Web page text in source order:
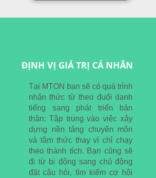
ĐỊNH VỊ GIÁ TRỊ CÁ NHÂN
Tại MTON bạn sẽ có quá trình
nhận thức từ theo đuổi danh
tiếng sang phát triển bản
thân: Tập trung vào việc xây
dựng nền tảng chuyên môn
và tâm thức thay vì chỉ chạy
theo thành tích. Bạn cũng sẽ
đi từ bị động sang chủ động
đặt câu hỏi, tìm kiếm cơ hội